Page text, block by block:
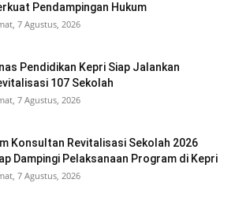
Pendampingan Hukum
7 Agustus, 2026
Pendidikan Kepri Siap Jalankan
107 Sekolah
7 Agustus, 2026
Konsultan Revitalisasi Sekolah 2026
Dampingi Pelaksanaan Program di Kepri
7 Agustus, 2026